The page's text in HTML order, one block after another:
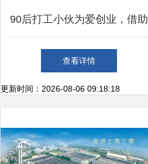
90后打工小伙为爱创业，借助
苏宁拼购半年辣椒粉销售额破
千万
查看详情
更新时间：2026-08-06 09:18:18